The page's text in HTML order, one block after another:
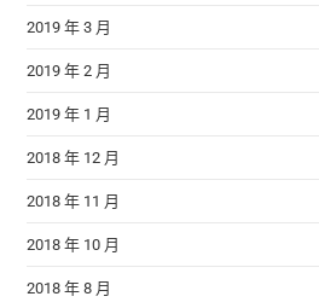
2019 年 3 月
2019 年 2 月
2019 年 1 月
2018 年 12 月
2018 年 11 月
2018 年 10 月
2018 年 8 月